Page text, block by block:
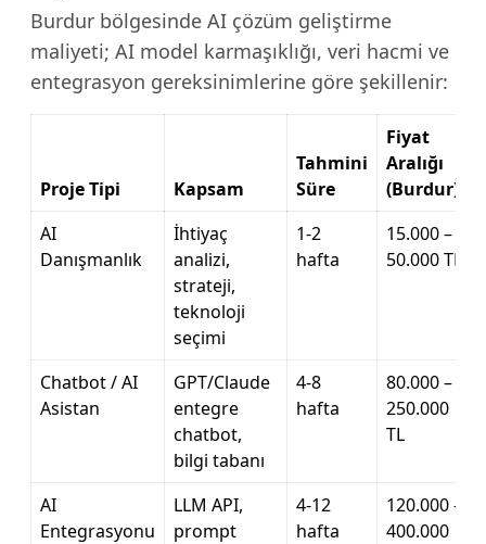
Burdur bölgesinde AI çözüm geliştirme
maliyeti; AI model karmaşıklığı, veri hacmi ve
entegrasyon gereksinimlerine göre şekillenir:
Proje Tipi Kapsam
Tahmini
Süre
Fiyat
Aralığı
(Burdur)
AI
Danışmanlık
İhtiyaç
analizi,
strateji,
teknoloji
seçimi
1-2
hafta
15.000 –
50.000 TL
Chatbot / AI
Asistan
GPT/Claude
entegre
chatbot,
bilgi tabanı
4-8
hafta
80.000 –
250.000
TL
AI
Entegrasyonu
LLM API,
prompt
4-12
hafta
120.000 –
400.000